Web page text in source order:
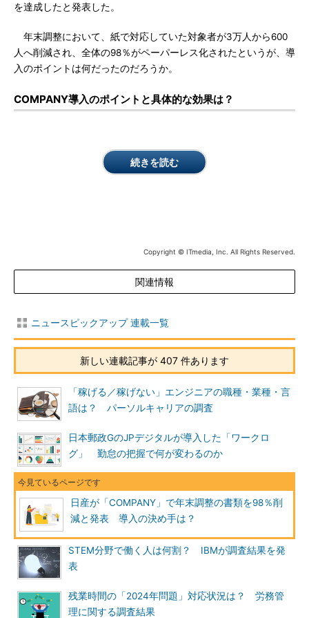
を達成したと発表した。
年末調整において、紙で対応していた対象者が3万人から600
人へ削減され、全体の98％がペーパーレス化されたというが、導
入のポイントは何だったのだろうか。
COMPANY導入のポイントと具体的な効果は？
続きを読む
Copyright © ITmedia, Inc. All Rights Reserved.
関連情報
ニュースピックアップ 連載一覧
新しい連載記事が 407 件あります
「稼げる／稼げない」エンジニアの職種・業種・言
語は？ パーソルキャリアの調査
日本郵政GのJPデジタルが導入した「ワークロ
グ」 勤怠の把握で何が変わるのか
日産が「COMPANY」で年末調整の書類を98％削
減と発表 導入の決め手は？
STEM分野で働く人は何割？ IBMが調査結果を発
表
残業時間の「2024年問題」対応状況は？ 労務管
理に関する調査結果